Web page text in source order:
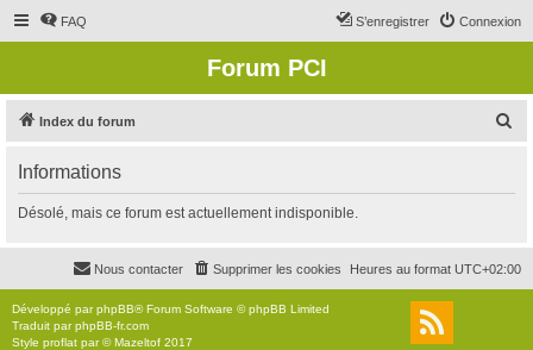
FAQ Connexion
S’enregistrer
Forum PCI
Index du forum
r
c
Informations
Désolé, mais ce forum est actuellement indisponible.
Heures au format UTC+02:00
Supprimer les cookies
Nous contacter
Développé parphpBB® Forum Software © phpBB Limited
Traduit parphpBB-fr.com
Style proflat par ©Mazeltof 2017